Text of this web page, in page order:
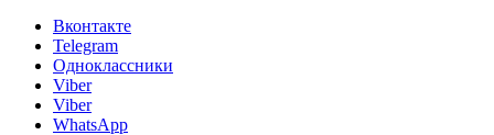
Вконтакте
Telegram
Одноклассники
Viber
Viber
WhatsApp